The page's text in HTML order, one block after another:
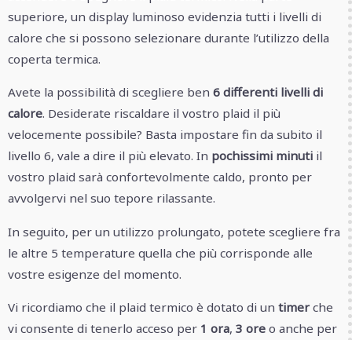
superiore, un display luminoso evidenzia tutti i livelli di
calore che si possono selezionare durante l’utilizzo della
coperta termica.
Avete la possibilità di scegliere ben 6 differenti livelli di
calore. Desiderate riscaldare il vostro plaid il più
velocemente possibile? Basta impostare fin da subito il
livello 6, vale a dire il più elevato. In pochissimi minuti il
vostro plaid sarà confortevolmente caldo, pronto per
avvolgervi nel suo tepore rilassante.
In seguito, per un utilizzo prolungato, potete scegliere fra
le altre 5 temperature quella che più corrisponde alle
vostre esigenze del momento.
Vi ricordiamo che il plaid termico è dotato di un timer che
vi consente di tenerlo acceso per 1 ora, 3 ore o anche per